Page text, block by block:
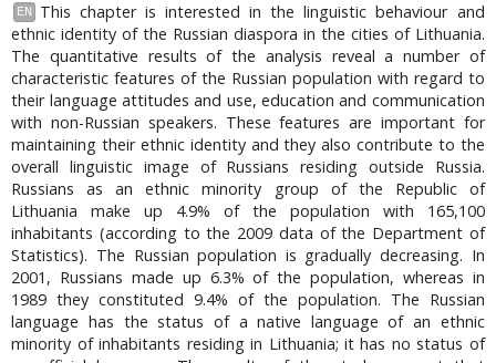
EN
This chapter is interested in the linguistic behaviour and
ethnic identity of the Russian diaspora in the cities of Lithuania.
The quantitative results of the analysis reveal a number of
characteristic features of the Russian population with regard to
their language attitudes and use, education and communication
with non-Russian speakers. These features are important for
maintaining their ethnic identity and they also contribute to the
overall linguistic image of Russians residing outside Russia.
Russians as an ethnic minority group of the Republic of
Lithuania make up 4.9% of the population with 165,100
inhabitants (according to the 2009 data of the Department of
Statistics). The Russian population is gradually decreasing. In
2001, Russians made up 6.3% of the population, whereas in
1989 they constituted 9.4% of the population. The Russian
language has the status of a native language of an ethnic
minority of inhabitants residing in Lithuania; it has no status of